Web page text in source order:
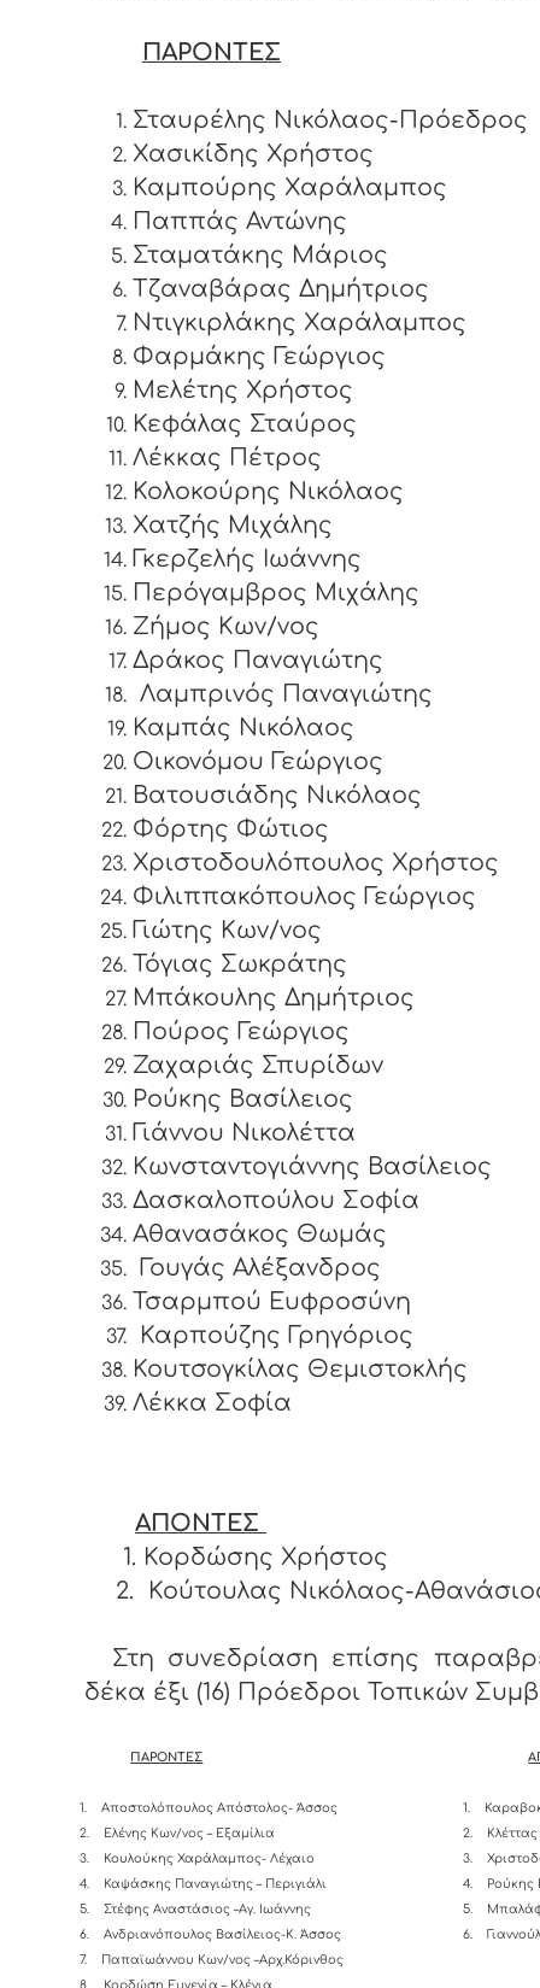
ΠΑΡΟΝΤΕΣ
Σταυρέλης Νικόλαος-Πρόεδρος
Χασικίδης Χρήστος
Καμπούρης Χαράλαμπος
Παππάς Αντώνης
Σταματάκης Μάριος
Τζαναβάρας Δημήτριος
Ντιγκιρλάκης Χαράλαμπος
Φαρμάκης Γεώργιος
Μελέτης Χρήστος
Κεφάλας Σταύρος
Λέκκας Πέτρος
Κολοκούρης Νικόλαος
Χατζής Μιχάλης
Γκερζελής Ιωάννης
Περόγαμβρος Μιχάλης
Ζήμος Κων/νος
Δράκος Παναγιώτης
Λαμπρινός Παναγιώτης
Καμπάς Νικόλαος
Οικονόμου Γεώργιος
Βατουσιάδης Νικόλαος
Φόρτης Φώτιος
Χριστοδουλόπουλος Χρήστος
Φιλιππακόπουλος Γεώργιος
Γιώτης Κων/νος
Τόγιας Σωκράτης
Μπάκουλης Δημήτριος
Πούρος Γεώργιος
Ζαχαριάς Σπυρίδων
Ρούκης Βασίλειος
Γιάννου Νικολέττα
Κωνσταντογιάννης Βασίλειος
Δασκαλοπούλου Σοφία
Αθανασάκος Θωμάς
Γουγάς Αλέξανδρος
Τσαρμπού Ευφροσύνη
Καρπούζης Γρηγόριος
Κουτσογκίλας Θεμιστοκλής
Λέκκα Σοφία
ΑΠΟΝΤΕΣ
1. Κορδώσης Χρήστος
2.
Κούτουλας Νικόλαος-
Στη συνεδρίαση επίσης
δέκα έξι (16) Πρόεδροι Τοπικών
ΠΑΡΟΝΤΕΣ
1.
Αποστολόπουλος Απόστολος- Άσσος
2.
Ελένης Κων/νος – Εξαμίλια
3.
Κουλούκης Χαράλαμπος- Λέχαιο
4.
Καψάσκης Παναγιώτης – Περιγιάλι
5.
Στέφης Αναστάσιος –Αγ. Ιωάννης
6.
Ανδριανόπουλος Βασίλειος-K. Άσσος
7.
Παπαϊωάννου Κων/νος –Αρχ.Κόρινθος
8.
Κορδώση Ευγενία – Κλένια
1.
2.
3.
4.
Ρούκης
5.
6.